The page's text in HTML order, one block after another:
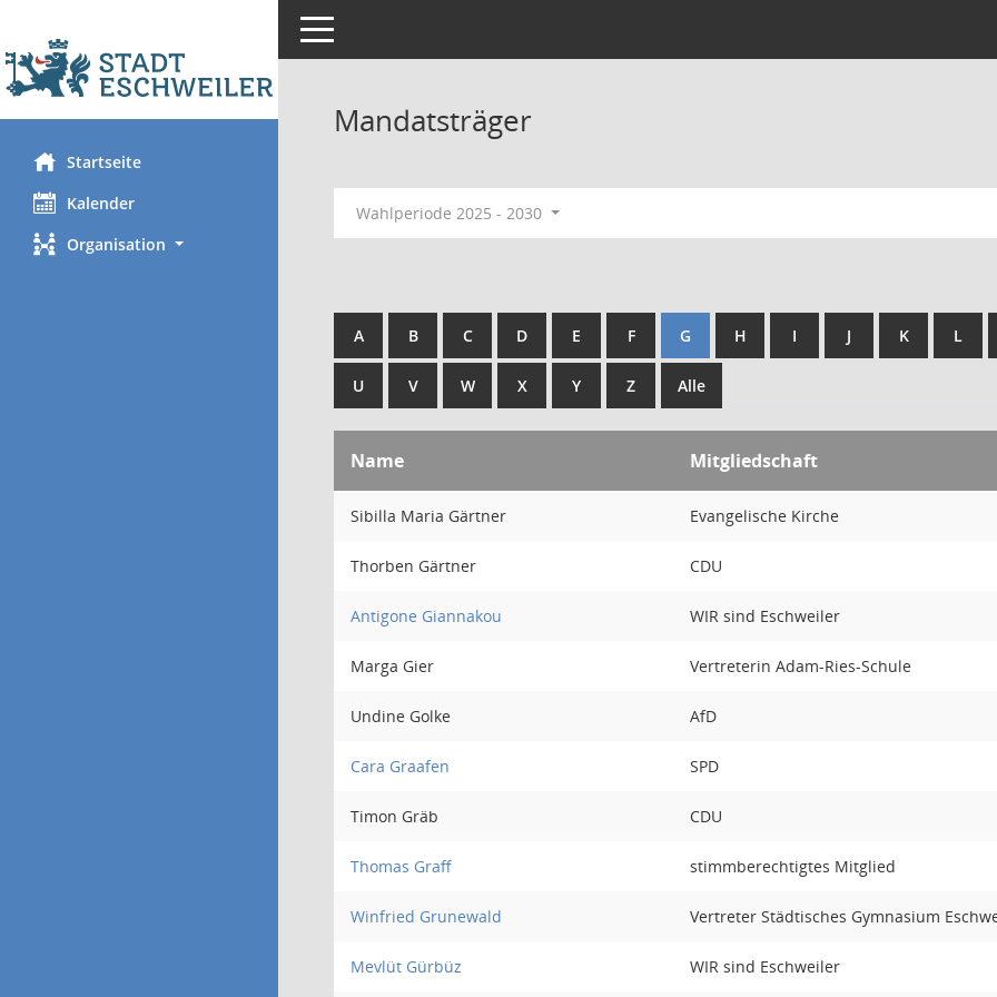
Startseite
Kalender
Organisation
Toggle navigation
Mandatsträger
Wahlperiode 2025 - 2030
A B C D E F G H I J K L
U V W X Y Z Alle
Name Mitgliedschaft
Sibilla Maria Gärtner Evangelische Kirche
Thorben Gärtner CDU
Antigone Giannakou WIR sind Eschweiler
Marga Gier Vertreterin Adam-Ries-Schule
Undine Golke AfD
Cara Graafen SPD
Timon Gräb CDU
Thomas Graff stimmberechtigtes Mitglied
Winfried Grunewald Vertreter Städtisches Gymnasium
Mevlüt Gürbüz WIR sind Eschweiler